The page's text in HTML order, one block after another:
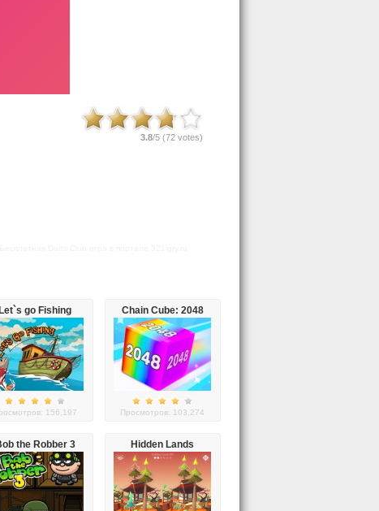
3.8/5 (72 votes)
Let`s go Fishing
156,197
Chain Cube: 2048
merge
Просмотров: 103,274
the Robber 3 Hidden Lands